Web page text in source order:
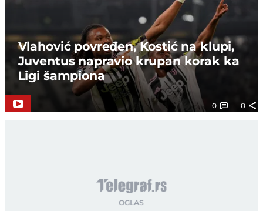
Vlahović povređen, Kostić na klupi,
Juventus napravio krupan korak ka
Ligi šampiona
0 0